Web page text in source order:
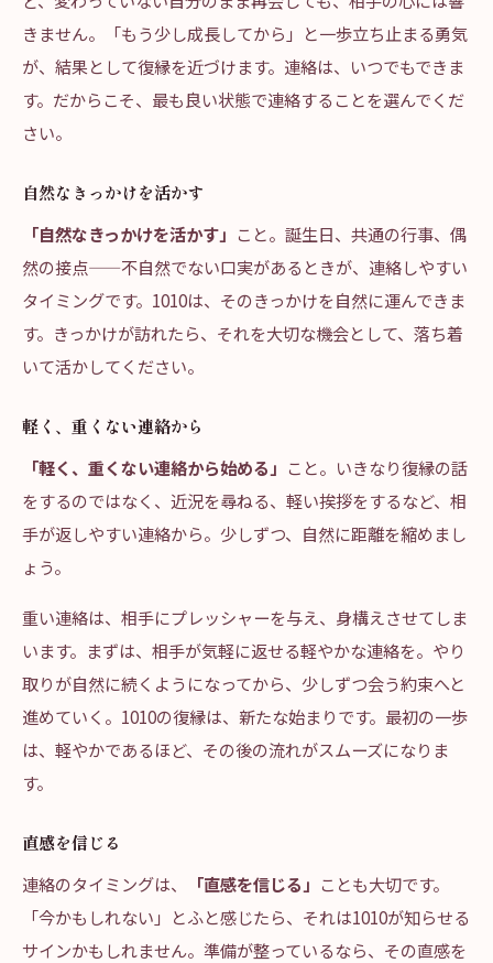
きません。「もう少し成長してから」と一歩立ち止まる勇気
が、結果として復縁を近づけます。連絡は、いつでもできま
す。だからこそ、最も良い状態で連絡することを選んでくだ
さい。
自然なきっかけを活かす
「自然なきっかけを活かす」 こと。誕生日、共通の行事、偶
然の接点——不自然でない口実があるときが、連絡しやすい
タイミングです。1010は、そのきっかけを自然に運んできま
す。きっかけが訪れたら、それを大切な機会として、落ち着
いて活かしてください。
軽く、重くない連絡から
「軽く、重くない連絡から始める」 こと。いきなり復縁の話
をするのではなく、近況を尋ねる、軽い挨拶をするなど、相
手が返しやすい連絡から。少しずつ、自然に距離を縮めまし
ょう。
重い連絡は、相手にプレッシャーを与え、身構えさせてしま
います。まずは、相手が気軽に返せる軽やかな連絡を。やり
取りが自然に続くようになってから、少しずつ会う約束へと
進めていく。1010の復縁は、新たな始まりです。最初の一歩
は、軽やかであるほど、その後の流れがスムーズになりま
す。
直感を信じる
連絡のタイミングは、
「直感を信じる」 ことも大切です。
「今かもしれない」とふと感じたら、それは1010が知らせる
サインかもしれません。準備が整っているなら、その直感を